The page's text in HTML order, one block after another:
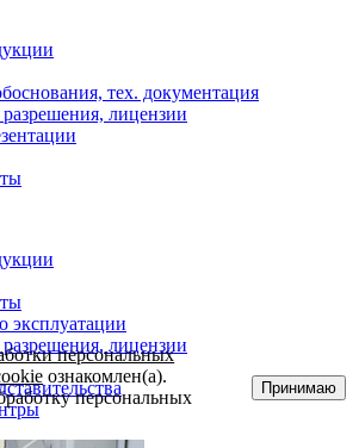
тех. документация
лицензии
эксплуатации
лицензии
персональных
ознакомлен(а).
персональных
Принимаю